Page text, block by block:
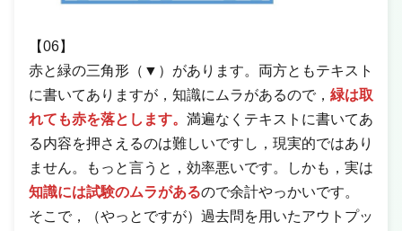
【06】
赤と緑の三角形（▼）があります。両方ともテキスト
に書いてありますが，知識にムラがあるので， 緑は取
れても赤を落とします。 満遍なくテキストに書いてあ
る内容を押さえるのは難しいですし，現実的ではあり
ません。もっと言うと，効率悪いです。しかも，実は
知識には試験のムラがあるので余計やっかいです。
そこで，（やっとですが）過去問を用いたアウトプッ